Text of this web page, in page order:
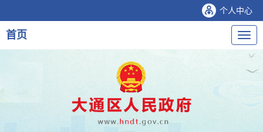
个人中心
导
航
首页